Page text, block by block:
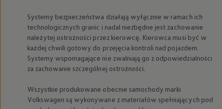
Systemy bezpieczeństwa działają wyłącznie w ramach ich
technologicznych granic i nadal niezbędne jest zachowanie
należytej ostrożności przez kierowcę. Kierowca musi być w
każdej chwili gotowy do przejęcia kontroli nad pojazdem.
Systemy wspomagające nie zwalniają go z odpowiedzialności
za zachowanie szczególnej ostrożności.
Wszystkie produkowane obecnie samochody marki
Volkswagen są wykonywane z materiałów spełniających pod